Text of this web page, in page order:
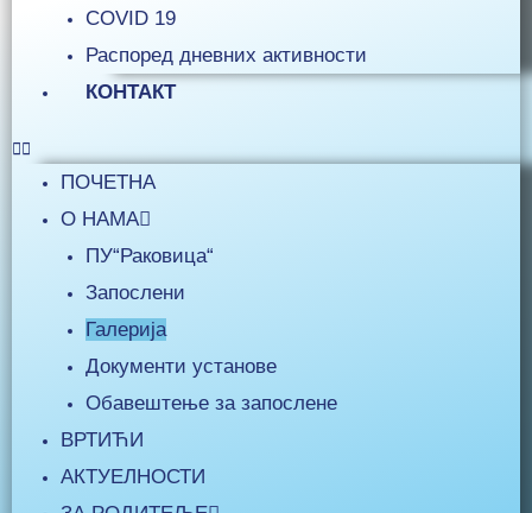
COVID 19
Распоред дневних активности
КОНТАКТ
ПОЧЕТНА
О НАМА
ПУ“Раковица“
Запослени
Галерија
Документи установе
Обавештење за запослене
ВРТИЋИ
АКТУЕЛНОСТИ